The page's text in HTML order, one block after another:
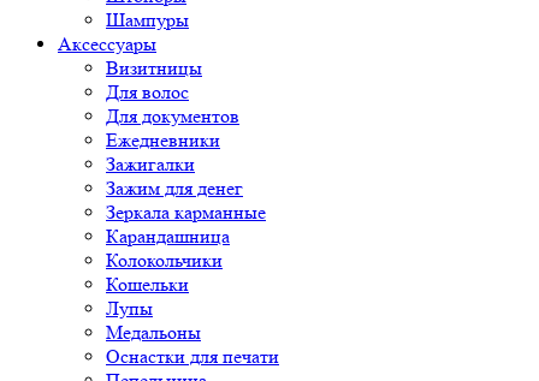
Шампуры
Аксессуары
Визитницы
Для волос
Для документов
Ежедневники
Зажигалки
Зажим для денег
Зеркала карманные
Карандашница
Колокольчики
Кошельки
Лупы
Медальоны
Оснастки для печати